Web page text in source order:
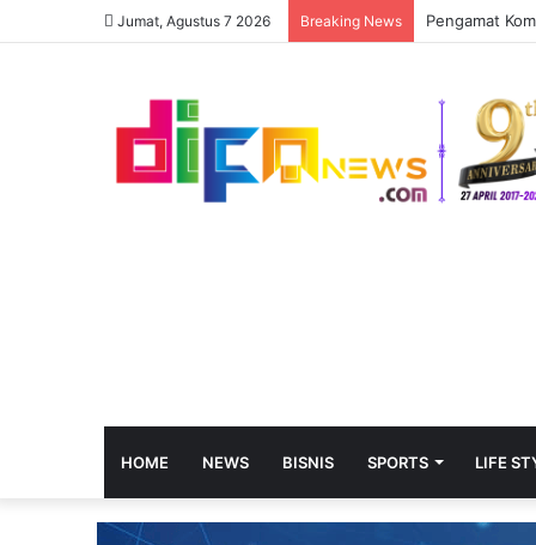
Jumat, Agustus 7 2026 Breaking News
HOME NEWS BISNIS SPORTS LIFE